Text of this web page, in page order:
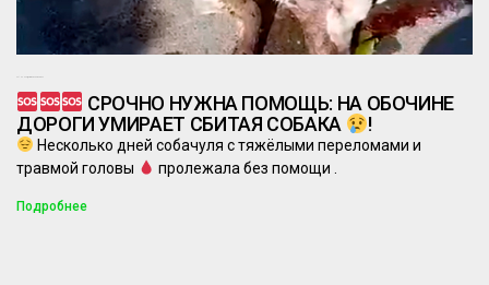
СРОЧНО НУЖНА ПОМОЩЬ: НА ОБОЧИНЕ
ДОРОГИ УМИРАЕТ СБИТАЯ СОБАКА
!
Несколько дней собачуля с тяжёлыми переломами и
травмой головы
пролежала без помощи .
Подробнее